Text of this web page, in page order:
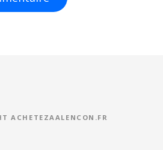
ACHETEZAALENCON.FR